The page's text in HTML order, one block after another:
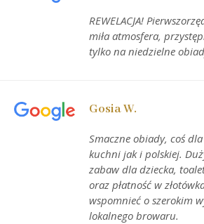
REWELACJA!
miła atmosfera,
tylko na niedzielne
Gosia W.
Smaczne obiady, coś
kuchni jak i polskiej.
zabaw dla dziecka,
oraz płatność w
wspomnieć o szerokim
lokalnego browaru.